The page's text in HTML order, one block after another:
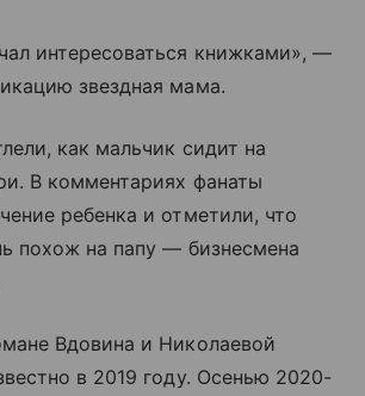
интересоваться книжками», —
звездная мама.
как мальчик сидит на
В комментариях фанаты
ребенка и отметили, что
похож на папу — бизнесмена
Вдовина и Николаевой
в 2019 году. Осенью 2020-